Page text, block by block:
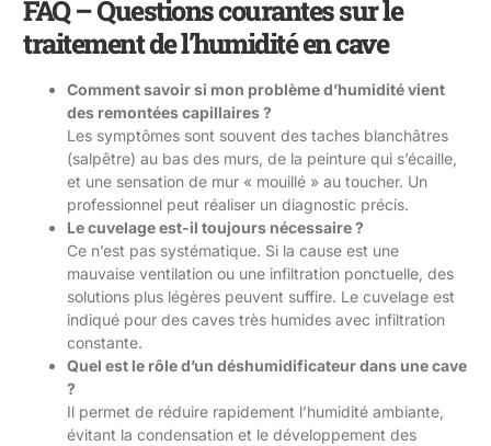
FAQ – Questions courantes sur le
traitement de l’humidité en cave
Comment savoir si mon problème d’humidité vient
des remontées capillaires ?
Les symptômes sont souvent des taches blanchâtres
(salpêtre) au bas des murs, de la peinture qui s’écaille,
et une sensation de mur « mouillé » au toucher. Un
professionnel peut réaliser un diagnostic précis.
Le cuvelage est-il toujours nécessaire ?
Ce n’est pas systématique. Si la cause est une
mauvaise ventilation ou une infiltration ponctuelle, des
solutions plus légères peuvent suffire. Le cuvelage est
indiqué pour des caves très humides avec infiltration
constante.
Quel est le rôle d’un déshumidificateur dans une cave
?
Il permet de réduire rapidement l’humidité ambiante,
évitant la condensation et le développement des